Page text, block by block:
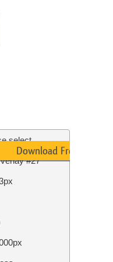
select
#27
Download Free